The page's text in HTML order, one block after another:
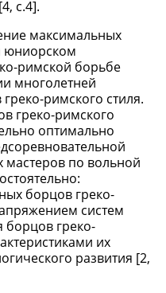
с.4].
максимальных
юниорском
римской борьбе
многолетней
римского стиля.
греко-римского
оптимально
мастеров по вольной
борцов греко-
систем
греко-
их
развития [2,